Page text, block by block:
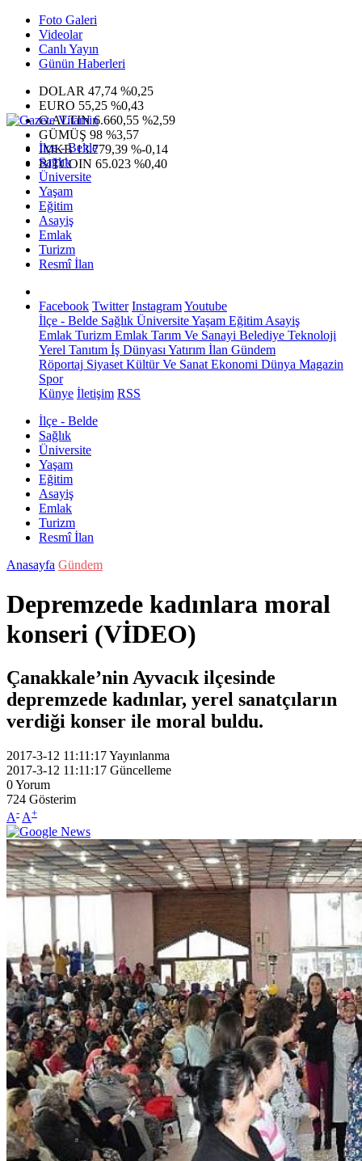
Foto Galeri
Videolar
Canlı Yayın
Günün Haberleri
DOLAR 47,74 %0,25
EURO 55,25 %0,43
G.ALTIN6.660,55 %2,59
GÜMÜŞ 98 %3,57
IMKB13.779,39 %-0,14
BITCOIN 65.023 %0,40
İlçe - Belde
Sağlık
Üniversite
Yaşam
Eğitim
Asayiş
Emlak
Turizm
Resmî İlan
Facebook Twitter InstagramYoutube
İlçe - Belde Sağlık ÜniversiteYaşam Eğitim Asayiş
Emlak Turizm Emlak Tarım Ve Sanayi Belediye Teknoloji
Yerel Tanıtım İş Dünyası Yatırım İlan Gündem
Röportaj Siyaset Kültür Ve Sanat Ekonomi Dünya Magazin
Spor
Künye İletişim RSS
İlçe - Belde
Sağlık
Üniversite
Yaşam
Eğitim
Asayiş
Emlak
Turizm
Resmî İlan
Anasayfa Gündem
Depremzede kadınlara moral
konseri (VİDEO)
Çanakkale’nin Ayvacık ilçesinde
depremzede kadınlar, yerel sanatçıların
verdiği konser ile moral buldu.
2017-3-12 11:11:17Yayınlanma
2017-3-12 11:11:17 Güncelleme
0Yorum
724 Gösterim
A- A+